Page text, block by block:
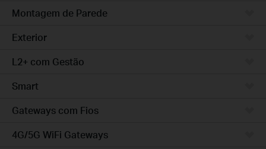
Montagem de Parede
Exterior
L2+ com Gestão
Smart
Gateways com Fios
4G/5G WiFi Gateways